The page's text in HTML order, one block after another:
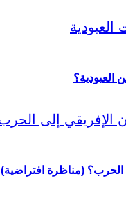
العبودية؟
الحرب؟ (مناظرة افتراضية)